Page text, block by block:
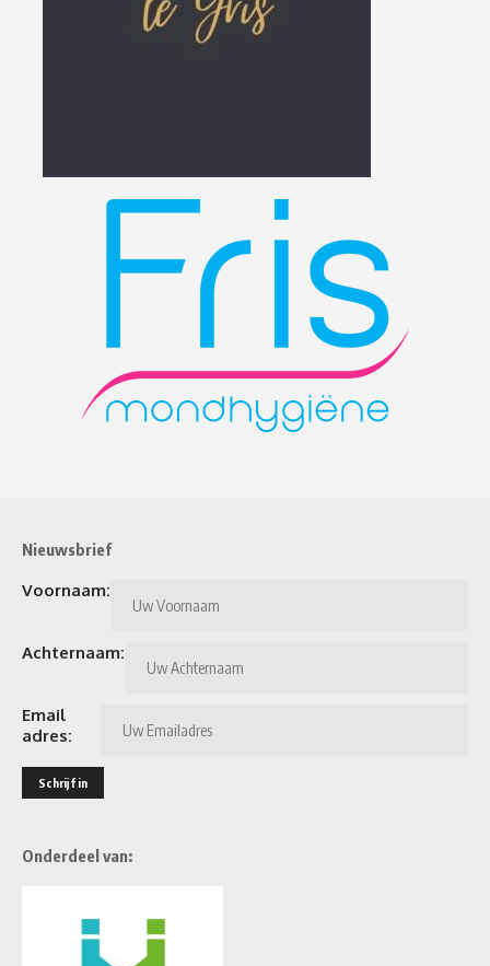
Nieuwsbrief
Voornaam:
Achternaam:
Email
adres:
Onderdeel van: